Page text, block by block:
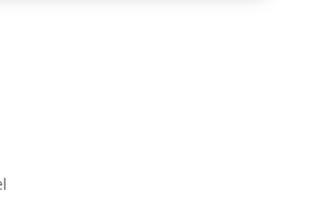
lec’hiañ/ Course d’orientation